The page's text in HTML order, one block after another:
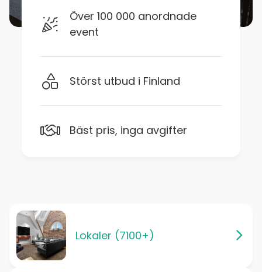
Över 100 000 anordnade
event
Störst utbud i Finland
Bäst pris, inga avgifter
Lokaler (7100+)